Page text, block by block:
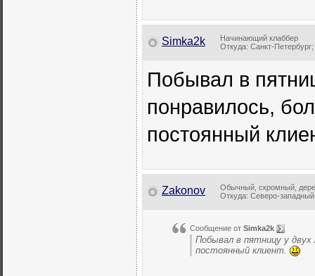
Simka2k
Начинающий клаббер
Откуда: Санкт-
Побывал в
понравилось,
постоянный
Zakonov
Обычный, скромный,
Откуда: Северо-
Сообщение от Simka2k
Побывал в пятницу у двух
постоянный клиент.